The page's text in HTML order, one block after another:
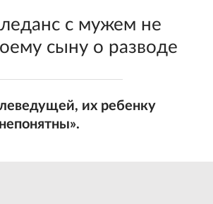
с мужем не
сыну о разводе
их ребенку